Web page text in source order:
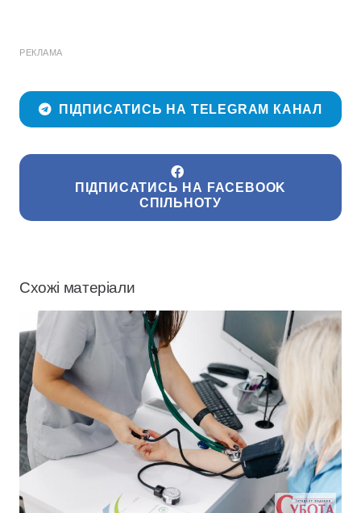
РЕКЛАМА
ПІДПИСАТИСЬ НА TELEGRAM КАНАЛ
ПІДПИСАТИСЬ НА FACEBOOK
СПІЛЬНОТУ
Схожі матеріали